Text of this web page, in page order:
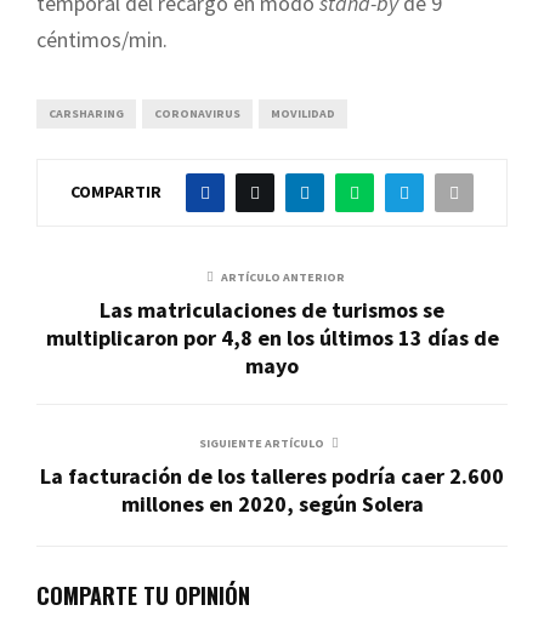
céntimos/min.
CARSHARING CORONAVIRUS MOVILIDAD
COMPARTIR
ARTÍCULO ANTERIOR
Las matriculaciones de turismos se
multiplicaron por 4,8 en los últimos 13 días de
mayo
SIGUIENTE ARTÍCULO
La facturación de los talleres podría caer 2.600
millones en 2020, según Solera
COMPARTE TU OPINIÓN